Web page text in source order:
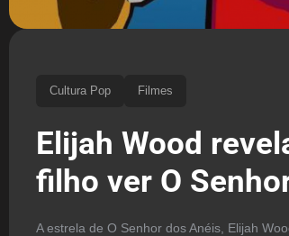
Cultura Pop Filmes
Elijah Wood
filho ver O
A estrela de O Senhor dos Anéis, Elijah